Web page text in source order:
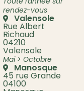
rendez-vous
Valensole
Rue Albert
Richaud
04210
Valensole
Mai > Octobre
Manosque
45 rue Grande
04100